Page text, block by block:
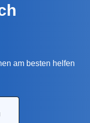
am besten helfen